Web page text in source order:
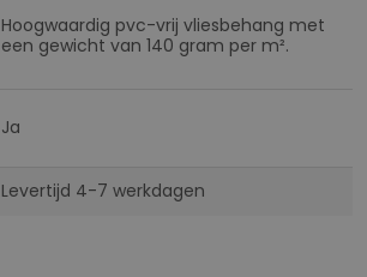
Hoogwaardig pvc-vrij vliesbehang met
een gewicht van 140 gram per m².
Ja
Levertijd 4-7 werkdagen